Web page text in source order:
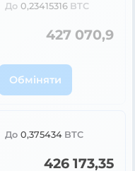
До 0,23415316 BTC
427 070,9
Обміняти
До 0,375434 BTC
426 173,35